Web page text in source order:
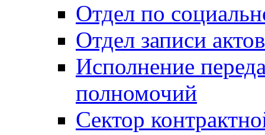
Отдел по
Отдел записи
Исполнение
полномочий
Сектор